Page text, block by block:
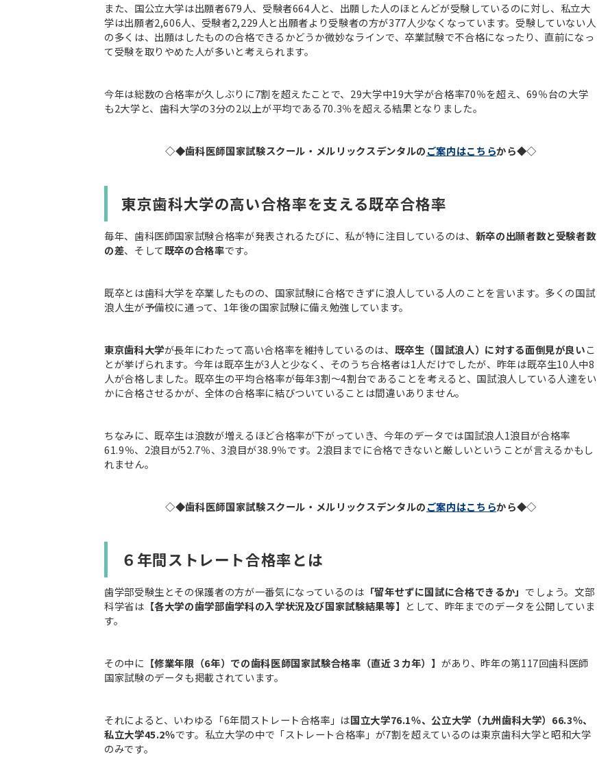
また、国公立大学は出願者679人、受験者664人と、出願した人のほとんどが受験しているのに対し、私立大
学は出願者2,606人、受験者2,229人と出願者より受験者の方が377人少なくなっています。受験していない人
の多くは、出願はしたものの合格できるかどうか微妙なラインで、卒業試験で不合格になったり、直前になっ
て受験を取りやめた人が多いと考えられます。
今年は総数の合格率が久しぶりに7割を超えたことで、29大学中19大学が合格率70％を超え、69％台の大学
も2大学と、歯科大学の3分の2以上が平均である70.3％を超える結果となりました。
◇◆歯科医師国家試験スクール・メルリックスデンタルのご案内はこちらから◆◇
東京歯科大学の高い合格率を支える既卒合格率
毎年、歯科医師国家試験合格率が発表されるたびに、私が特に注目しているのは、 新卒の出願者数と受験者数
の差、そして既卒の合格率です。
既卒とは歯科大学を卒業したものの、国家試験に合格できずに浪人している人のことを言います。多くの国試
浪人生が予備校に通って、1年後の国家試験に備え勉強しています。
東京歯科大学が長年にわたって高い合格率を維持しているのは、 既卒生（国試浪人）に対する面倒見が良いこ
とが挙げられます。今年は既卒生が3人と少なく、そのうち合格者は1人だけでしたが、昨年は既卒生10人中8
人が合格しました。既卒生の平均合格率が毎年3割～4割台であることを考えると、国試浪人している人達をい
かに合格させるかが、全体の合格率に結びついていることは間違いありません。
ちなみに、既卒生は浪数が増えるほど合格率が下がっていき、今年のデータでは国試浪人1浪目が合格率
61.9％、2浪目が52.7％、3浪目が38.9％です。2浪目までに合格できないと厳しいということが言えるかもし
れません。
◇◆歯科医師国家試験スクール・メルリックスデンタルのご案内はこちらから◆◇
６年間ストレート合格率とは
歯学部受験生とその保護者の方が一番気になっているのは 「留年せずに国試に合格できるか」 でしょう。文部
科学省は 【各大学の歯学部歯学科の入学状況及び国家試験結果等】 として、昨年までのデータを公開していま
す。
その中に 【修業年限（6年）での歯科医師国家試験合格率（直近３カ年）】 があり、昨年の第117回歯科医師
国家試験のデータも掲載されています。
それによると、いわゆる「6年間ストレート合格率」は国立大学76.1％、公立大学（九州歯科大学）66.3％、
私立大学45.2％です。私立大学の中で「ストレート合格率」が7割を超えているのは東京歯科大学と昭和大学
のみです。